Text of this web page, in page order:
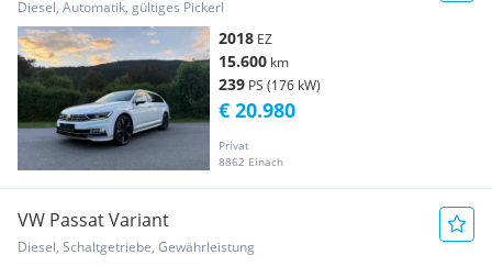
DSG
Diesel, Automatik, gültiges Pickerl
2018 EZ
15.600 km
239 PS (176 kW)
Privat
8862 Einach
€ 20.980
VW Passat Variant
Diesel, Schaltgetriebe, Gewährleistung